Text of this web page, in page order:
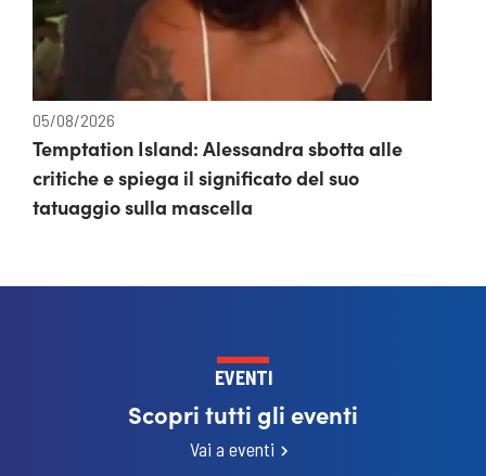
05/08/2026
Temptation Island: Alessandra sbotta alle
critiche e spiega il significato del suo
tatuaggio sulla mascella
EVENTI
Scopri tutti gli eventi
Vai a eventi